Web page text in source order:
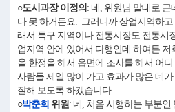
○도시과장 이정의 : 네, 위원님 말대로
다 못 하거든요. 그러니까 상업지역하
래서 특구 지역이나 전통시장도 전통시
업지역 안에 있어서 다행인데 하여튼
을 한정을 해서 읍면에 조사를 해서 어
사람들 제일 많이 가고 효과가 많은 데
잘해 보도록 하겠습니다.
○박춘희 위원: 네, 처음 시행하는 부분